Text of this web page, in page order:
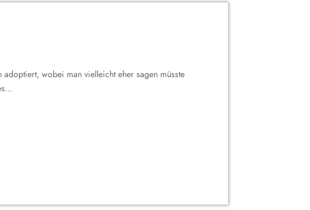
wobei man vielleicht eher sagen müsste